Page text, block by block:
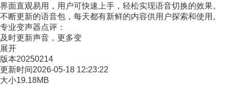
界面直观易用，用户可快速上手，轻松实现语音切换的效果。
不断更新的语音包，每天都有新鲜的内容供用户探索和使用。
专业变声器点评：
及时更新声音，更多变
展开
版本20250214
更新时间2026-05-18 12:23:22
大小19.18MB